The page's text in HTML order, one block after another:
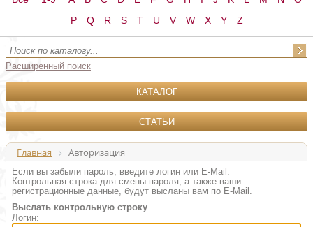
P
Q R S T U V W X Y Z
Расширенный поиск
КАТАЛОГ
СТАТЬИ
Главная Авторизация
Если вы забыли пароль, введите логин или E-Mail.
Контрольная строка для смены пароля, а также ваши
регистрационные данные, будут высланы вам по E-Mail.
Выслать контрольную строку
Логин: